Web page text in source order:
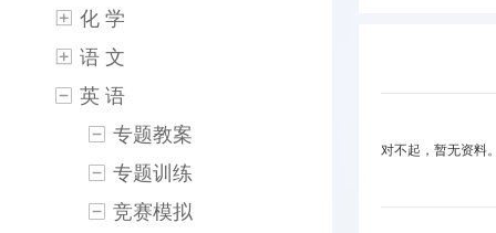
对不起，暂无资料
化 学
语 文
英 语
专题教案
专题训练
竞赛模拟